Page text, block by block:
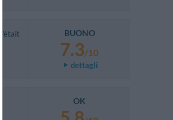
BUONO
7.3/10
dettagli
OK